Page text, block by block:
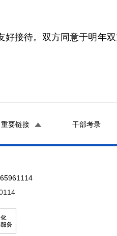
接待。双方同意于明年
重要链接 干部考录